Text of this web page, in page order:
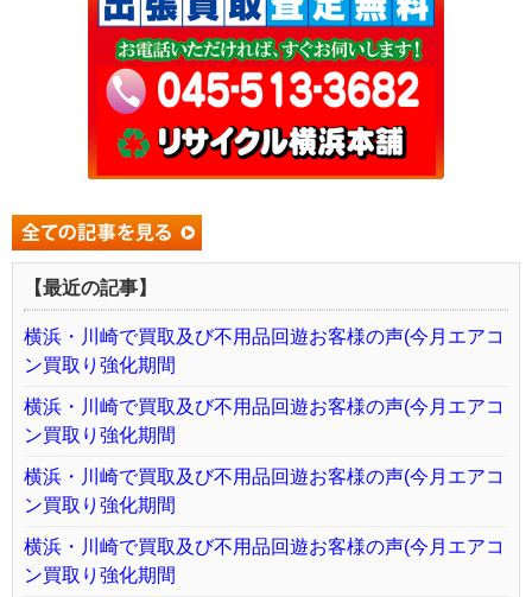
【最近の記事】
横浜・川崎で買取及び不用品回遊お客様の声(今月エアコ
ン買取り強化期間
横浜・川崎で買取及び不用品回遊お客様の声(今月エアコ
ン買取り強化期間
横浜・川崎で買取及び不用品回遊お客様の声(今月エアコ
ン買取り強化期間
横浜・川崎で買取及び不用品回遊お客様の声(今月エアコ
ン買取り強化期間